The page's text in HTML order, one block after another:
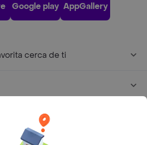
Google play AppGallery
cerca de ti